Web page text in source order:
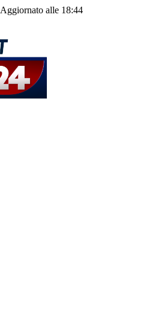
Aggiornato alle 18:44